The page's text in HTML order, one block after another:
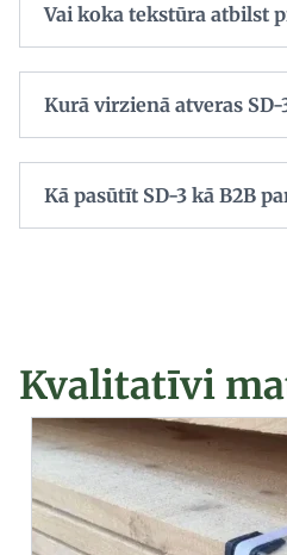
Vai koka tekstūra atbilst
Kurā virzienā atveras SD-
Kā pasūtīt SD-3 kā B2B
Kvalitatīvi